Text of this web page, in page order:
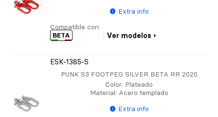
Extra info
Compatible con:
BETA
Ver modelos
ESK-1385-S
PUNK S3 FOOTPEG SILVER BETA RR 2020
Color: Plateado
Material: Acero templado
Extra info